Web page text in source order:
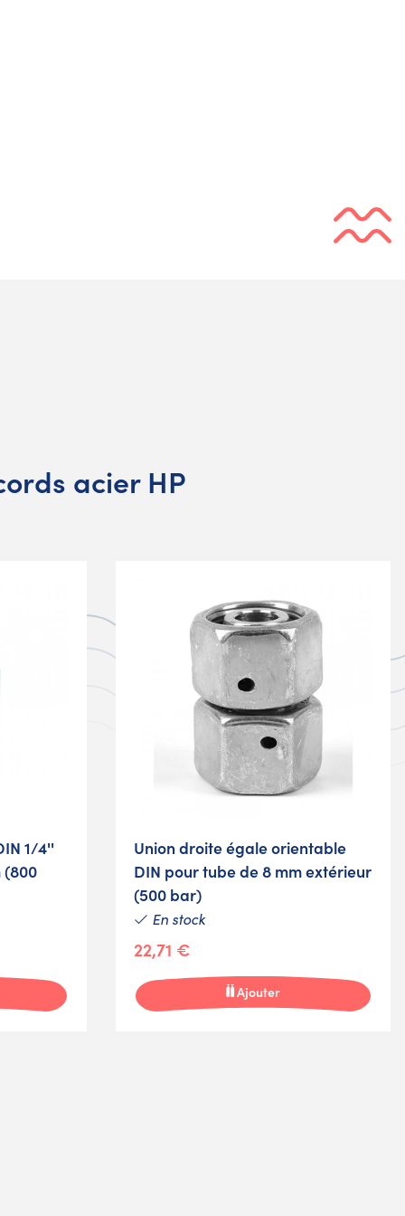
acier HP
1/4''
(800
Union droite égale orientable
DIN pour tube de 8 mm extérieur
(500 bar)
En stock
22,71 €
Ajouter